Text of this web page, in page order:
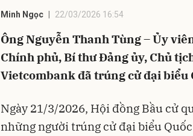
Minh Ngọc 22/03/2026 16:54
Ông Nguyễn Thanh Tùng – Ủy
Chính phủ, Bí thư Đảng ủy, Chủ
Vietcombank đã trúng cử đại biểu
Ngày 21/3/2026, Hội đồng Bầu cử
những người trúng cử đại biểu